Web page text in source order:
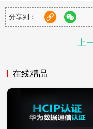
管理更轻松：智能排课、
跨学科神器：文科老师能
二、Dify 平台：企业级 AI
如果你想开发一个 AI 应
开源的企业级大语言模
分享到：
上
在线精品